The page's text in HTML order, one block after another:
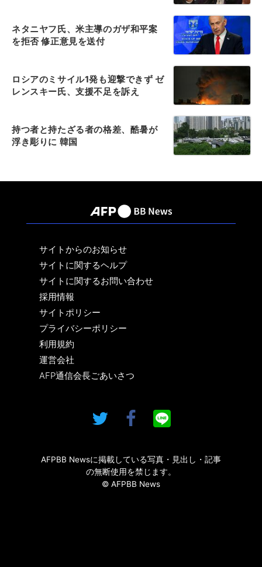
ネタニヤフ氏、米主導のガザ和平案
を拒否 修正意見を送付
ロシアのミサイル1発も迎撃できず ゼ
レンスキー氏、支援不足を訴え
持つ者と持たざる者の格差、酷暑が
浮き彫りに 韓国
サイトからのお知らせ
サイトに関するヘルプ
サイトに関するお問い合わせ
採用情報
サイトポリシー
プライバシーポリシー
利用規約
運営会社
AFP通信会長ごあいさつ
AFPBB Newsに掲載している写真・見出し・記事
の無断使用を禁じます。
© AFPBB News